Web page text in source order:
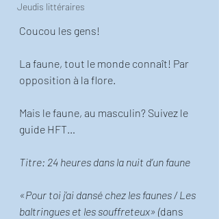
Jeudis littéraires
Coucou les gens!
La faune, tout le monde connaît! Par
opposition à la flore.
Mais le faune, au masculin? Suivez le
guide HFT…
Titre: 24 heures dans la nuit d’un faune
«Pour toi j’ai dansé chez les faunes / Les
baltringues et les souffreteux» (dans